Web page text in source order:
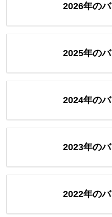
2026年の
2025年の
2024年の
2023年の
2022年の